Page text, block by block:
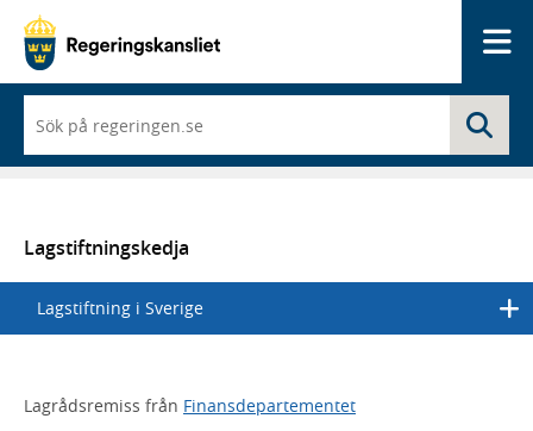
du
börjar
skriva
en
lista
med
sökförslag
Lagstiftningskedja
Lagstiftning i Sverige
Lagrådsremiss från Finansdepartementet